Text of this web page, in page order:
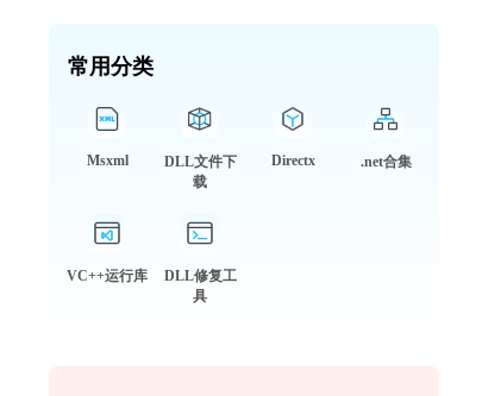
常用分类
Msxml
DLL文件下
载
Directx .net合集
VC++运行库
DLL修复工
具